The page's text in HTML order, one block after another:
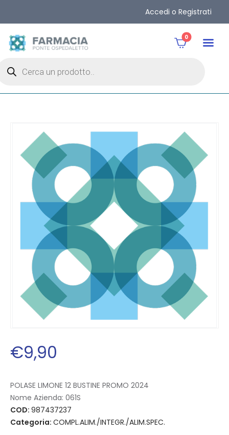
Accedi o Registrati
0
€9,90
POLASE LIMONE 12 BUSTINE PROMO 2024
Nome Azienda: 061S
COD: 987437237
Categoria: COMPL.ALIM./INTEGR./ALIM.SPEC.